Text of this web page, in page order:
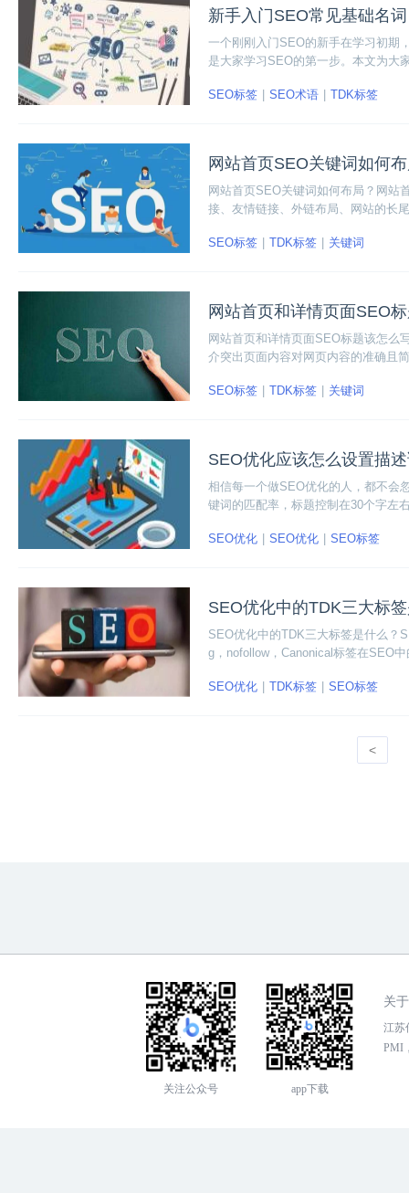
新手入门SEO常见基础名词
一个刚刚入门SEO的新手在学习初期
是大家学习SEO的第一步。本文为大
学习需要的同学就接着往下看看吧！
SEO标签 SEO术语 TDK标签
网站首页SEO关键词如何
网站首页SEO关键词如何布局？网站
接、友情链接、外链布局、网站的长
SEO标签 TDK标签 关键词
网站首页和详情页面SEO
网站首页和详情页面SEO标题该怎么
介突出页面内容对网页内容的准确且
SEO标签
TDK标签 关键词
SEO优化应该怎么设置描
相信每一个做SEO优化的人，都不会
键词的匹配率，标题控制在30个字左
SEO优化
SEO优化 SEO标签
SEO优化中的TDK三大标
SEO优化中的TDK三大标签是什么？
g，nofollow，Canonical标签在SEO
SEO优化 TDK标签 SEO标签
<
关注公众号 app下载
关
江苏
PMI